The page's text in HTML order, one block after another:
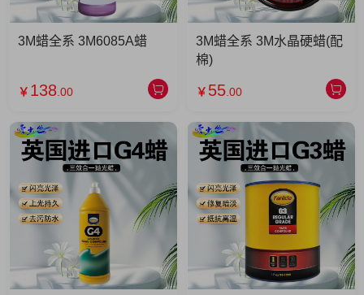
3M蜡全系 3M6085A蜡
￥ 138 .00
3M蜡全系 3M水晶硬蜡(配
棉)
￥ 55 .00